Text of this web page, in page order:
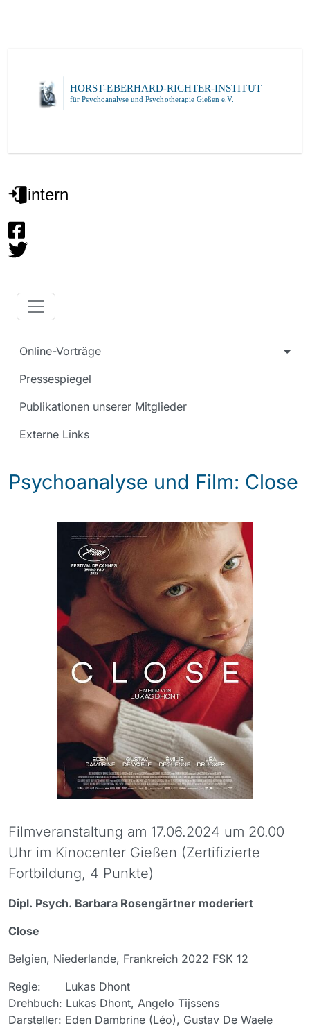
Online-Vorträge
Pressespiegel
Publikationen unserer Mitglieder
Externe Links
Psychoanalyse und Film: Close
Filmveranstaltung am 17.06.2024 um 20.00
Uhr im Kinocenter Gießen (Zertifizierte
Fortbildung, 4 Punkte)
Dipl. Psych. Barbara Rosengärtner moderiert
Close
Belgien, Niederlande, Frankreich 2022 FSK 12
Regie: Lukas Dhont
Drehbuch: Lukas Dhont, Angelo Tijssens
Darsteller: Eden Dambrine (Léo), Gustav De Waele